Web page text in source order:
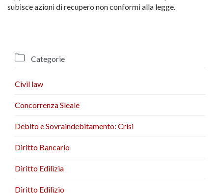
subisce azioni di recupero non conformi alla legge.
 Categorie
Civil law
Concorrenza Sleale
Debito e Sovraindebitamento: Crisi
Diritto Bancario
Diritto Edilizia
Diritto Edilizio